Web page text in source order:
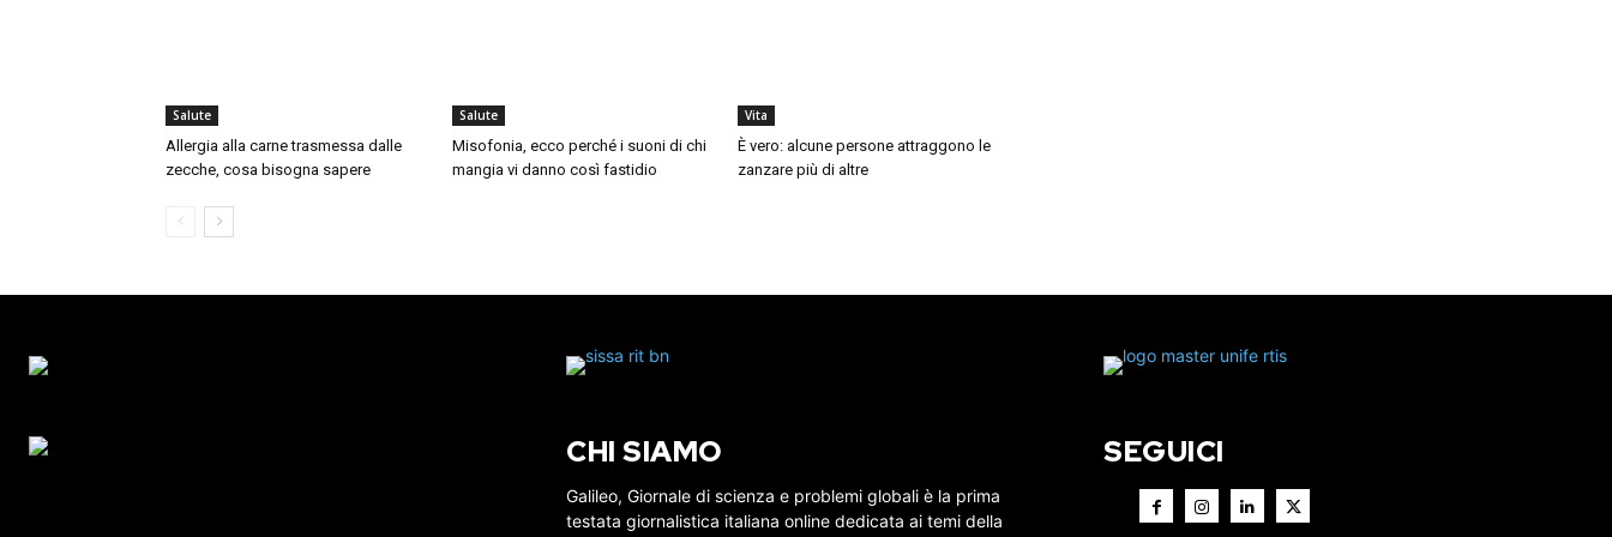
Salute
Allergia alla carne trasmessa dalle
zecche, cosa bisogna sapere
Salute
Misofonia, ecco perché i suoni di chi
mangia vi danno così fastidio
Vita
È vero: alcune persone attraggono le
zanzare più di altre
CHI SIAMO
Galileo, Giornale di scienza e problemi globali è la prima
testata giornalistica italiana online dedicata ai temi della
SEGUICI